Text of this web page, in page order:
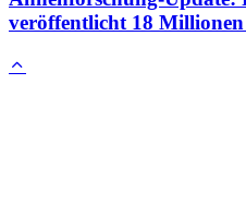
veröffentlicht 18 Millionen